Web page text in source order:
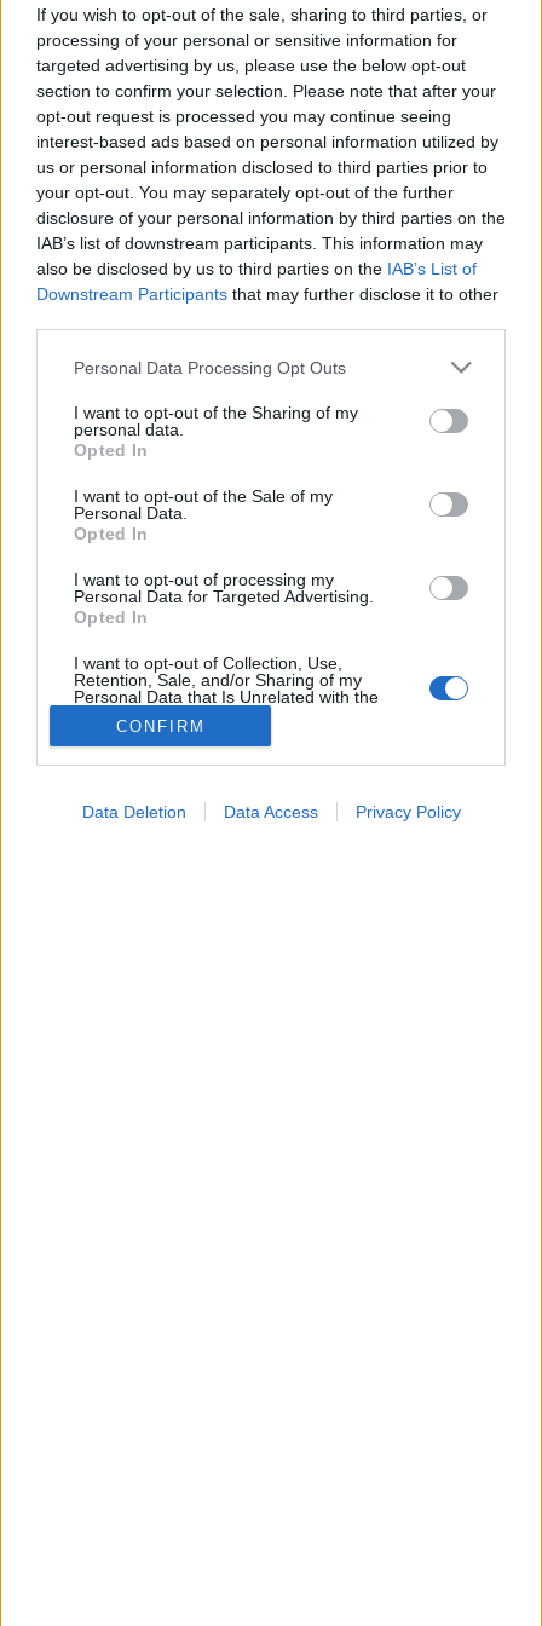
If you wish to opt-out of the sale, sharing to third parties, or
processing of your personal or sensitive information for
targeted advertising by us, please use the below opt-out
section to confirm your selection. Please note that after your
opt-out request is processed you may continue seeing
interest-based ads based on personal information utilized by
us or personal information disclosed to third parties prior to
your opt-out. You may separately opt-out of the further
disclosure of your personal information by third parties on the
IAB’s list of downstream participants. This information may
also be disclosed by us to third parties on the IAB’s List of
Downstream Participants that may further disclose it to other
Please note that this website/app uses one or more Google
not limited to your visit or usage behaviour. You may click to
grant or deny consent to Google and its third-party tags to
use your data for below specified purposes in below Google
consent section.
Personal Data Processing Opt Outs
I want to opt-out of the Sharing of my
personal data.
Opted In
I want to opt-out of the Sale of my
Personal Data.
Opted In
I want to opt-out of processing my
Personal Data for Targeted Advertising.
Opted In
I want to opt-out of Collection, Use,
Retention, Sale, and/or Sharing of my
Personal Data that Is Unrelated with the
Purposes for which it was collected.
Opted Out
CONFIRM
Data Deletion Data Access Privacy Policy
Betegségek
2022. május 28. 13:34
Megosztás
Küldés Küldés Messengeren